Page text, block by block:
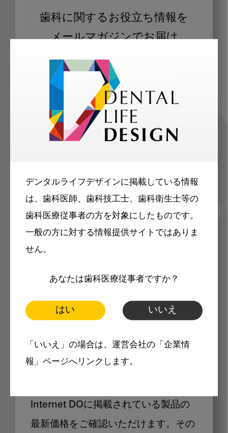
デンタルライフデザインに掲載している情報
は、歯科医師、歯科技工士、歯科衛生士等の
歯科医療従事者の方を対象にしたものです。
一般の方に対する情報提供サイトではありま
せん。
あなたは歯科医療従事者ですか？
はい いいえ
「いいえ」の場合は、運営会社の「企業情
報」ページへリンクします。
歯科に関するお役立ち情報を
メールマガジンでお届け
ご登録いただいた職種（歯科医師、歯
科衛生士、歯科技工士）に合わせた内
容のメールマガジンをお届けします。
メリット
製品価格も閲覧可能
Internet DOに掲載されている製品の
最新価格をご確認いただけます。その